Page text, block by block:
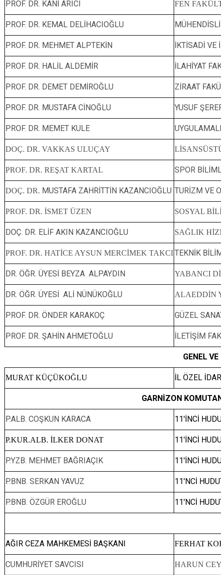
PROF. DR. KANİ ARICI FEN
PROF. DR. KEMAL DELİHACIOĞLU
PROF. DR. MEHMET ALPTEKİN İKTİSADİ VE
PROF. DR. HALİL ALDEMİR İLAHİYAT
PROF. DR. DEMET DEMİROĞLU ZİRAAT
PROF. DR. MUSTAFA CİNOĞLU YUSUF
PROF. DR. MEMET KULE
DOÇ. DR. VAKKAS ULUÇAY
PROF. DR. REŞAT KARTAL SPOR
DOÇ. DR. MUSTAFA ZAHRİTTİN KAZANCIOĞLU TURİZM VE
PROF. DR. İSMET ÜZEN SOSYAL
DOÇ. DR. ELİF AKIN KAZANCIOĞLU SAĞLIK
PROF. DR. HATİCE AYSUN MERCİMEK TAKCITEKNİK
DR. ÖĞR. ÜYESİ BEYZA ALPAYDIN YABANCI
DR. ÖĞR. ÜYESİ ALİ NÜNÜKOĞLU ALAEDDİN
PROF. DR. ÖNDER KARAKOÇ GÜZEL
PROF. DR. ŞAHİN AHMETOĞLU İLETİŞİM
GENEL
MURAT KÜÇÜKOĞLU İL ÖZEL
GARNİZON
P.ALB. COŞKUN KARACA 11'İNCİ
P.KUR.ALB. İLKER DONAT 11'İNCİ
P.YZB. MEHMET BAĞRIAÇIK 11'İNCİ
P.BNB. SERKAN YAVUZ 11'NCİ
P.BNB. ÖZGÜR EROĞLU 11'NCİ
AĞIR CEZA MAHKEMESİ BAŞKANI FERHAT
CUMHURİYET SAVCISI HARUN